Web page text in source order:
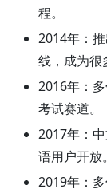
程。
2014年：
线，成为很
2016年：
考试赛道。
2017年：
语用户开放。
2019年：